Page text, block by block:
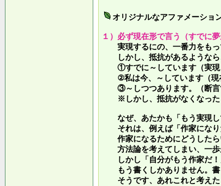
オリジナルなアファメーショ
１）必ず現在形で言う（すでに
実現するにの、一番力をもっ
しかし、抵抗があるような
①すでに～しています（実現
②私は今、～しています（現
③～しつつあります。（断言
※しかし、抵抗がなくなった
なぜ、あたかも「もう実現し
それは、例えば「作家になり
作家になるためにどうしたら
方法論を考えてしまい、一歩
しかし「自分がもう作家だ！
もう書くしかありません。書
そうです、あれこれと考えた